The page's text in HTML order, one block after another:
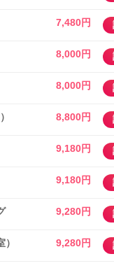
7,480円
8,000円
8,000円
8,800円
9,180円
9,180円
9,280円
9,280円